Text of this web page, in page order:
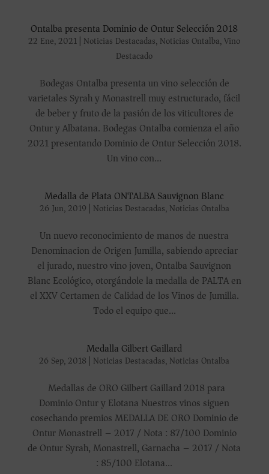
Ontalba presenta Dominio de Ontur Selección 2018
22 Ene, 2021 | Noticias Destacadas, Noticias Ontalba,Vino
Destacado
Bodegas Ontalba presenta un vino selección de
varietales Syrah y Monastrell muy estructurado, fácil
de beber y fruto de la pasión de los viticultores de
Ontur y Albatana. Bodegas Ontalba comienza el año
2021 presentando Dominio de Ontur Selección 2018.
Un vino con...
Medalla de Plata ONTALBA Sauvignon Blanc
26 Jun, 2019 | Noticias Destacadas, Noticias Ontalba
Un nuevo reconocimiento de manos de nuestra
Denominacion de Origen Jumilla, sabiendo apreciar
el jurado, nuestro vino joven, Ontalba Sauvignon
Blanc Ecológico, otorgándole la medalla de PALTA en
el XXV Certamen de Calidad de los Vinos de Jumilla.
Todo el equipo que...
Medalla Gilbert Gaillard
26 Sep, 2018 | Noticias Destacadas, Noticias Ontalba
Medallas de ORO Gilbert Gaillard 2018 para
Dominio Ontur y Elotana Nuestros vinos siguen
cosechando premios MEDALLA DE ORO Dominio de
Ontur Monastrell – 2017 / Nota : 87/100 Dominio
de Ontur Syrah, Monastrell, Garnacha – 2017 / Nota
: 85/100 Elotana...